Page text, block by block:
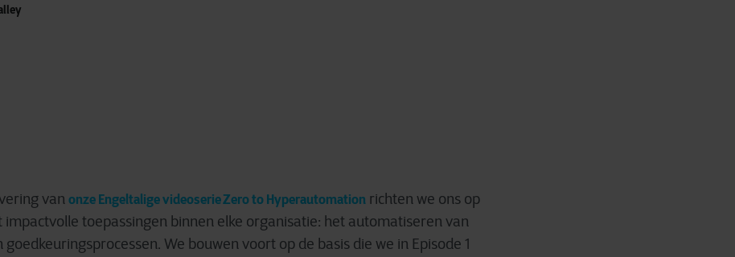
van onze Engeltalige videoserie Zero to Hyperautomation richten we ons op
impactvolle toepassingen binnen elke organisatie: het automatiseren van
goedkeuringsprocessen. We bouwen voort op de basis die we in Episode 1